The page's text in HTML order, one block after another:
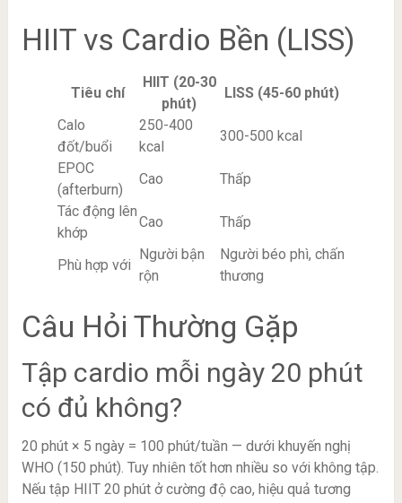
HIIT vs Cardio Bền (LISS)
Tiêu chí
HIIT (20-30
phút)
LISS (45-60 phút)
Calo
đốt/buổi
250-400
kcal
300-500 kcal
EPOC
(afterburn)
Cao
Thấp
Tác động lên
khớp
Cao Thấp
Phù hợp với
Người bận
rộn
Người béo phì, chấn
thương
Câu Hỏi Thường Gặp
Tập cardio mỗi ngày 20 phút
có đủ không?
20 phút × 5 ngày = 100 phút/tuần — dưới khuyến nghị
WHO (150 phút). Tuy nhiên tốt hơn nhiều so với không tập.
Nếu tập HIIT 20 phút ở cường độ cao, hiệu quả tương